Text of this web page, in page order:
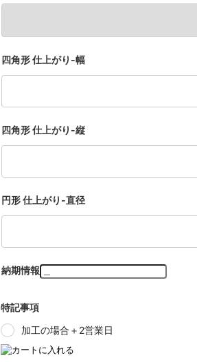
四角形 仕上がり-幅
四角形 仕上がり-縦
円形 仕上がり-直径
納期情報
特記事項
加工の場合＋2営業日